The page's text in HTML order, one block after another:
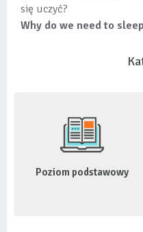
się uczyć?
Why do we need to
Poziom podstawowy